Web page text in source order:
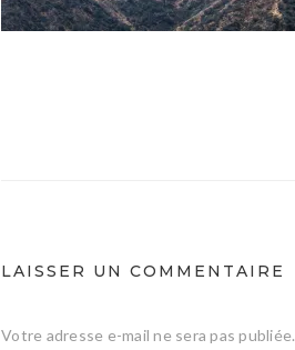
LAISSER UN COMMENTAIRE
Votre adresse e-mail ne sera pas publiée.